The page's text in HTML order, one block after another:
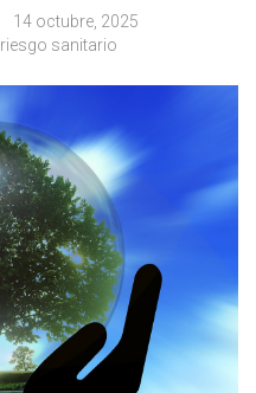
14 octubre, 2025
riesgo sanitario